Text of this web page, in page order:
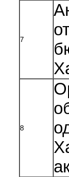
7
8